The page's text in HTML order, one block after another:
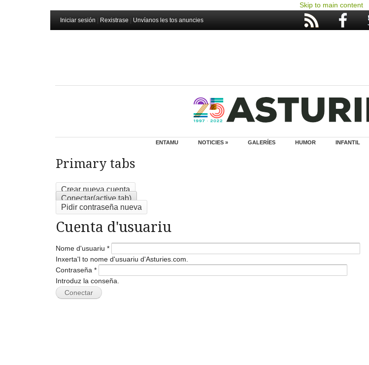
Skip to main content
Iniciar sesión Rexistrase Unvíanos les tos anuncies
ENTAMU NOTICIES » GALERÍES HUMOR INFANTIL
Primary tabs
Crear nueva cuenta
Conectar(active tab)
Pidir contraseña nueva
Cuenta d'usuariu
Nome d'usuariu *
Inxerta'l to nome d'usuariu d'Asturies.com.
Contraseña *
Introduz la conseña.